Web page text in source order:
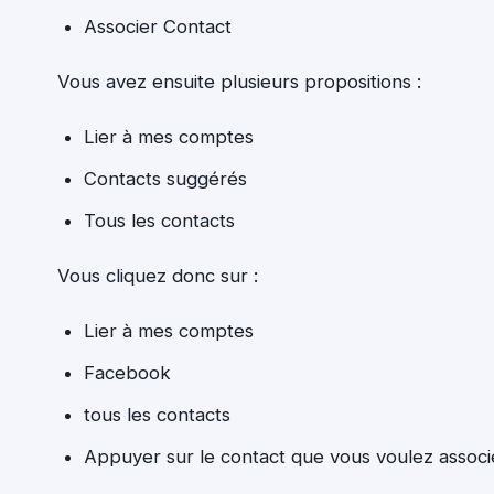
Associer Contact
Vous avez ensuite plusieurs propositions :
Lier à mes comptes
Contacts suggérés
Tous les contacts
Vous cliquez donc sur :
Lier à mes comptes
Facebook
tous les contacts
Appuyer sur le contact que vous voulez